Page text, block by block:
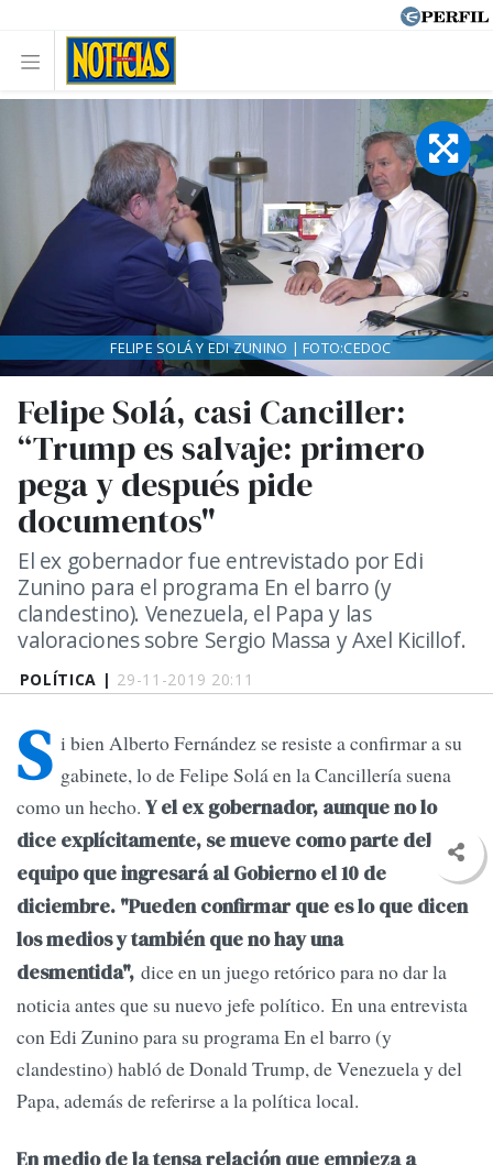
POLÍTICA | 29-11-2019 20:11
Felipe Solá, casi Canciller:
“Trump es salvaje: primero
pega y después pide
documentos"
El ex gobernador fue entrevistado por Edi
Zunino para el programa En el barro (y
clandestino). Venezuela, el Papa y las
valoraciones sobre Sergio Massa y Axel Kicillof.
FELIPE SOLÁ Y EDI ZUNINO | FOTO:CEDOC
S i bien Alberto Fernández se resiste a confirmar a su
gabinete, lo de Felipe Solá en la Cancillería suena
como un hecho. Y el ex gobernador, aunque no lo
dice explícitamente, se mueve como parte del
equipo que ingresará al Gobierno el 10 de
diciembre. "Pueden confirmar que es lo que dicen
los medios y también que no hay una
desmentida", dice en un juego retórico para no dar la
noticia antes que su nuevo jefe político. En una entrevista
con Edi Zunino para su programa En el barro (y
clandestino) habló de Donald Trump, de Venezuela y del
Papa, además de referirse a la política local.